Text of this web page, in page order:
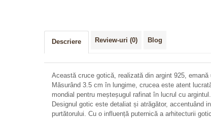
Descriere Review-uri (0) Blog
Această cruce gotică, realizată din argint 925,
Măsurând 3.5 cm în lungime, crucea este atent
mondial pentru meșteșugul rafinat în lucrul cu argintul.
Designul gotic este detaliat și atrăgător, accentuând
purtătorului. Cu o influență puternică a arhitecturii